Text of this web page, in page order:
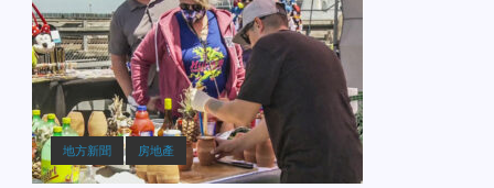
地方新聞 房地產